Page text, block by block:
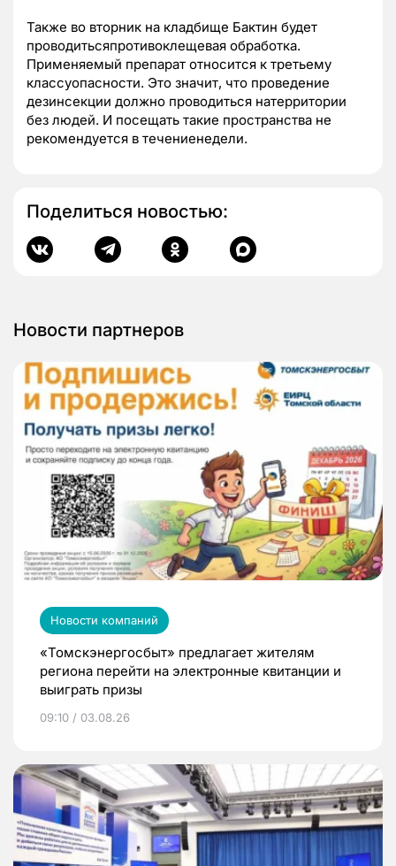
Также во вторник на кладбище Бактин будет
проводитьсяпротивоклещевая обработка.
Применяемый препарат относится к третьему
классуопасности. Это значит, что проведение
дезинсекции должно проводиться натерритории
без людей. И посещать такие пространства не
рекомендуется в течениенедели.
Поделиться новостью:
Новости партнеров
Новости компаний
«Томскэнергосбыт» предлагает жителям
региона перейти на электронные квитанции и
выиграть призы
09:10 / 03.08.26